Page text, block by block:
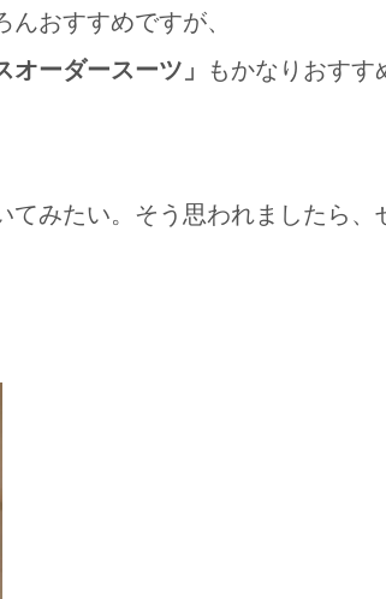
おすすめですが、
オーダースーツ」
もかなりおすす
みたい。そう思われましたら、